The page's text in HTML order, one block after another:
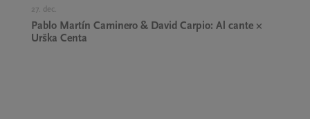
Pablo Martín Caminero & David Carpio: Al cante ×
Urška Centa